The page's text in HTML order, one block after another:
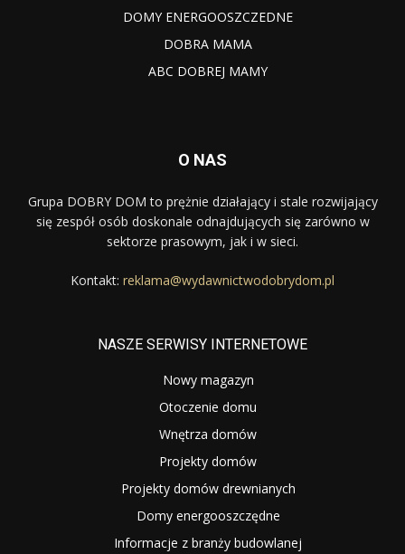
DOMY ENERGOOSZCZEDNE
DOBRA MAMA
ABC DOBREJ MAMY
O NAS
Grupa DOBRY DOM to prężnie działający i stale rozwijający
się zespół osób doskonale odnajdujących się zarówno w
sektorze prasowym, jak i w sieci.
Kontakt: reklama@wydawnictwodobrydom.pl
NASZE SERWISY INTERNETOWE
Nowy magazyn
Otoczenie domu
Wnętrza domów
Projekty domów
Projekty domów drewnianych
Domy energooszczędne
Informacje z branży budowlanej